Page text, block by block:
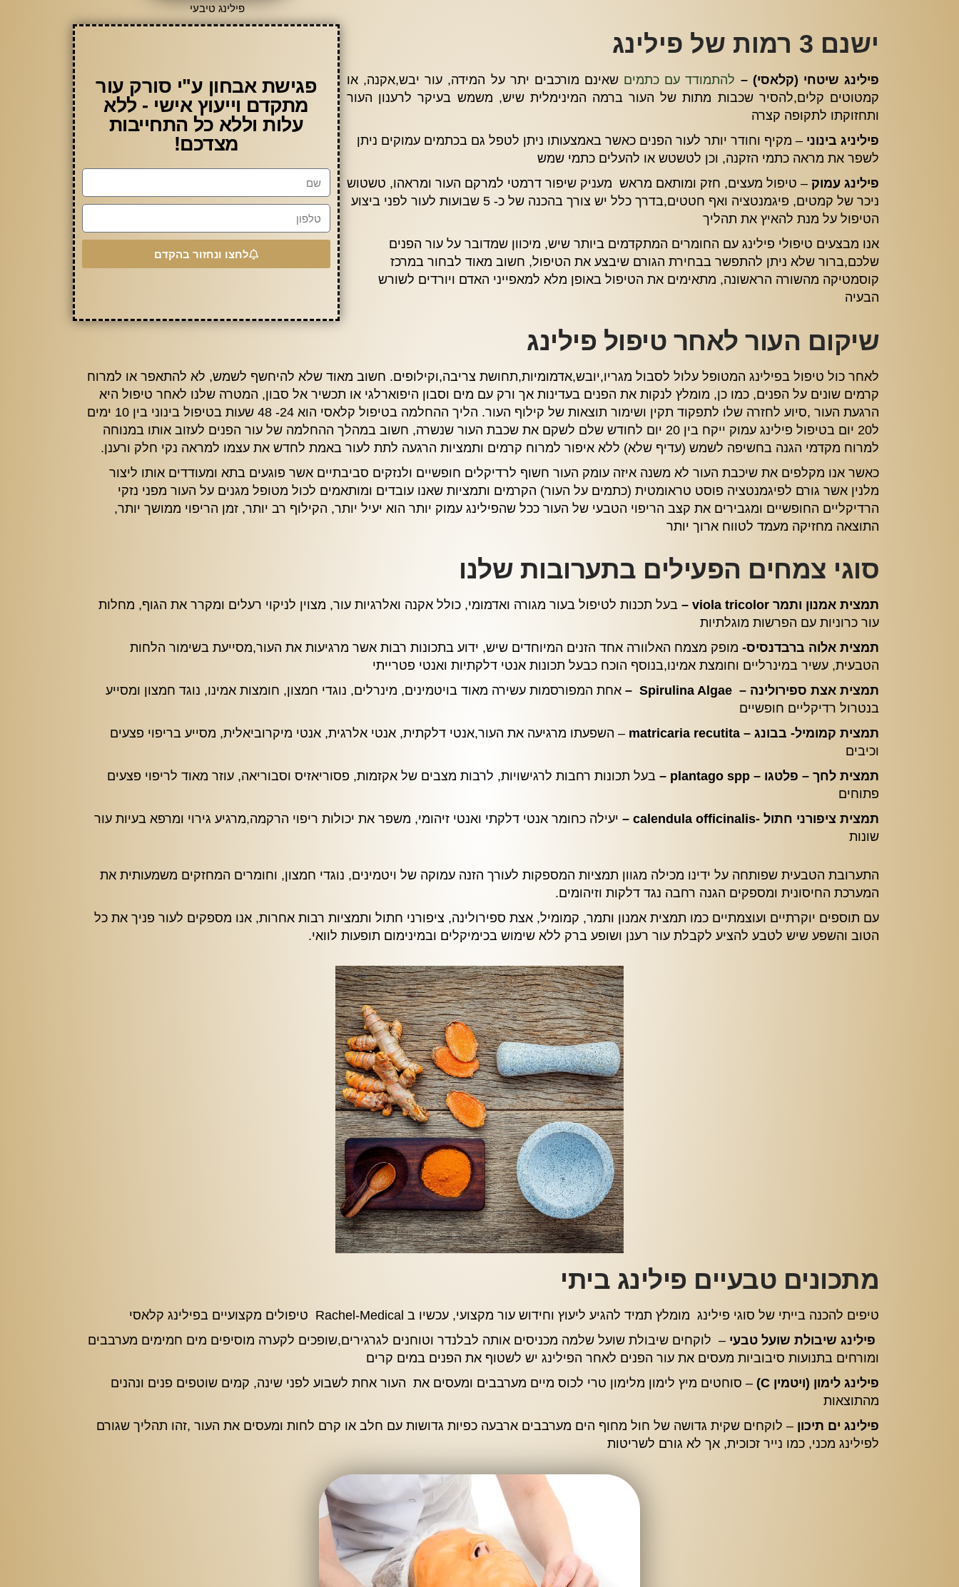
פילינג טיבעי
ישנם 3 רמות של פילינג
פילינג שיטחי (קלאסי) – להתמודד עם כתמים שאינם מורכבים יתר על המידה, עור יבש,אקנה, או
קמטוטים קלים,להסיר שכבות מתות של העור ברמה המינימלית שיש, משמש בעיקר לרענון העור
ותחזוקתו לתקופה קצרה
פיליניג בינוני – מקיף וחודר יותר לעור הפנים כאשר באמצעותו ניתן לטפל גם בכתמים עמוקים ניתן
לשפר את מראה כתמי הזקנה, וכן לטשטש או להעלים כתמי שמש
פילינג עמוק – טיפול מעצים, חזק ומותאם מראש מעניק שיפור דרמטי למרקם העור ומראהו, טשטוש
ניכר של קמטים, פיגמנטציה ואף חטטים,בדרך כלל יש צורך בהכנה של כ- 5 שבועות לעור לפני ביצוע
הטיפול על מנת להאיץ את תהליך
אנו מבצעים טיפולי פילינג עם החומרים המתקדמים ביותר שיש, מיכוון שמדובר על עור הפנים
שלכם,ברור שלא ניתן להתפשר בבחירת הגורם שיבצע את הטיפול, חשוב מאוד לבחור במרכז
קוסמטיקה מהשורה הראשונה, מתאימים את הטיפול באופן מלא למאפייני האדם ויורדים לשורש
הבעיה
פגישת אבחון ע"י סורק עור
מתקדם וייעוץ אישי - ללא
עלות וללא כל התחייבות
מצדכם!
לחצו ונחזור בהקדם
שיקום העור לאחר טיפול פילינג
לאחר כול טיפול בפילינג המטופל עלול לסבול מגריו,יובש,אדמומיות,תחושת צריבה,וקילופים. חשוב מאוד שלא להיחשף לשמש, לא להתאפר או למרוח
קרמים שונים על הפנים, כמו כן, מומלץ לנקות את הפנים בעדינות אך ורק עם מים וסבון היפוארלגי או תכשיר אל סבון, המטרה שלנו לאחר טיפול היא
הרגעת העור ,סיוע לחזרה שלו לתפקוד תקין ושימור תוצאות של קילוף העור. הליך ההחלמה בטיפול קלאסי הוא 24- 48 שעות בטיפול בינוני בין 10 ימים
ל20 יום בטיפול פילינג עמוק ייקח בין 20 יום לחודש שלם לשקם את שכבת העור שנשרה, חשוב במהלך ההחלמה של עור הפנים לעזוב אותו במנוחה
למרוח מקדמי הגנה בחשיפה לשמש (עדיף שלא) ללא איפור למרוח קרמים ותמציות הרגעה לתת לעור באמת לחדש את עצמו למראה נקי חלק ורענן.
כאשר אנו מקלפים את שיכבת העור לא משנה איזה עומק העור חשוף לרדיקלים חופשיים ולנזקים סביבתיים אשר פוגעים בתא ומעודדים אותו ליצור
מלנין אשר גורם לפיגמנטציה פוסט טראומטית (כתמים על העור) הקרמים ותמציות שאנו עובדים ומותאמים לכול מטופל מגנים על העור מפני נזקי
הרדיקליים החופשיים ומגבירים את קצב הריפוי הטבעי של העור ככל שהפילינג עמוק יותר הוא יעיל יותר, הקילוף רב יותר, זמן הריפוי ממושך יותר,
התוצאה מחזיקה מעמד לטווח ארוך יותר
סוגי צמחים הפעילים בתערובות שלנו
תמצית אמנון ותמר viola tricolor –
בעל תכנות לטיפול בעור מגורה ואדמומי, כולל אקנה ואלרגיות עור, מצוין לניקוי רעלים ומקרר את הגוף, מחלות
עור כרוניות עם הפרשות מוגלתיות
תמצית אלוה ברבדנסיס- מופק מצמח האלוורה אחד הזנים המיוחדים שיש, ידוע בתכונות רבות אשר מרגיעות את העור,מסייעת בשימור הלחות
הטבעית, עשיר במינרליים וחומצת אמינו,בנוסף הוכח כבעל תכונות אנטי דלקתיות ואנטי פטרייתי
תמצית אצת ספירולינה – Spirulina Algae –
אחת המפורסמות עשירה מאוד בויטמינים, מינרלים, נוגדי חמצון, חומצות אמינו, נוגד חמצון ומסייע
בנטרול רדיקליים חופשיים
תמצית קמומיל- בבונג – matricaria recutita
– השפעתו מרגיעה את העור,אנטי דלקתית, אנטי אלרגית, אנטי מיקרוביאלית, מסייע בריפוי פצעים
וכיבים
תמצית לחך – פלטגו – plantago spp –
בעל תכונות רחבות לרגישויות, לרבות מצבים של אקזמות, פסוריאזיס וסבוריאה, עוזר מאוד לריפוי פצעים
פתוחים
תמצית ציפורני חתול -calendula officinalis –
יעילה כחומר אנטי דלקתי ואנטי זיהומי, משפר את יכולות ריפוי הרקמה,מרגיע גירוי ומרפא בעיות עור
שונות
התערובת הטבעית שפותחה על ידינו מכילה מגוון תמציות המספקות לעורך הזנה עמוקה של ויטמינים, נוגדי חמצון, וחומרים המחזקים משמעותית את
המערכת החיסונית ומספקים הגנה רחבה נגד דלקות וזיהומים.
עם תוספים יוקרתיים ועוצמתיים כמו תמצית אמנון ותמר, קמומיל, אצת ספירולינה, ציפורני חתול ותמציות רבות אחרות, אנו מספקים לעור פניך את כל
הטוב והשפע שיש לטבע להציע לקבלת עור רענן ושופע ברק ללא שימוש בכימיקלים ובמינימום תופעות לוואי.
מתכונים טבעיים פילינג ביתי
טיפים להכנה בייתי של סוגי פילינג מומלץ תמיד להגיע ליעוץ וחידוש עור מקצועי, עכשיו ב Rachel-Medical טיפולים מקצועיים בפילינג קלאסי
פילינג שיבולת שועל טבעי – לוקחים שיבולת שועל שלמה מכניסים אותה לבלנדר וטוחנים לגרגירים,שופכים לקערה מוסיפים מים חמימים מערבבים
ומורחים בתנועות סיבוביות מעסים את עור הפנים לאחר הפילינג יש לשטוף את הפנים במים קרים
פילינג לימון (ויטמין C)
– סוחטים מיץ לימון מלימון טרי לכוס מיים מערבבים ומעסים את העור אחת לשבוע לפני שינה, קמים שוטפים פנים ונהנים
מהתוצאות
פילינג ים תיכון – לוקחים שקית גדושה של חול מחוף הים מערבבים ארבעה כפיות גדושות עם חלב או קרם לחות ומעסים את העור ,זהו תהליך שגורם
לפילינג מכני, כמו נייר זכוכית, אך לא גורם לשריטות